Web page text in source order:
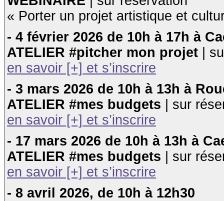
« Porter un projet artistique et
- 4 février 2026 de 10h à 17h à
ATELIER #pitcher mon projet
|
en savoir [+] et s’inscrire
- 3 mars 2026 de 10h à 13h à
ATELIER #mes budgets
| sur
en savoir [+] et s’inscrire
- 17 mars 2026 de 10h à 13h à
ATELIER #mes budgets
| sur
en savoir [+] et s’inscrire
- 8 avril 2026, de 10h à 12h30